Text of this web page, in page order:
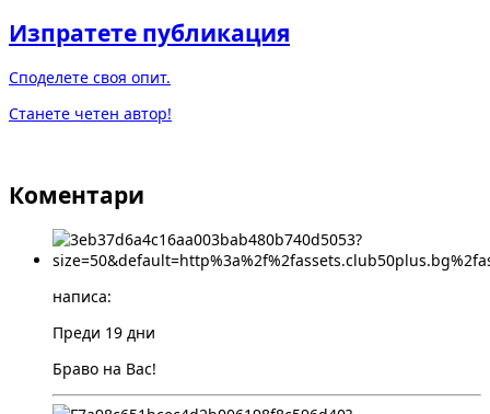
Изпратете публикация
Споделете своя опит.
Станете четен автор!
Коментари
написа:
Преди 19 дни
Браво на Вас!